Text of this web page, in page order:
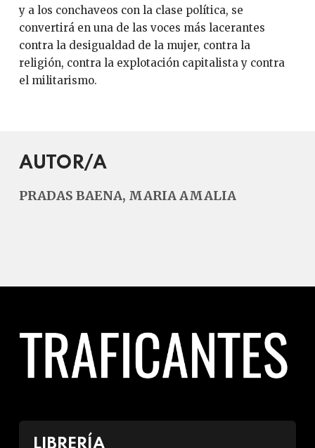
y a los conchaveos con la clase política, se
convertirá en una de las voces más lacerantes
contra la desigualdad de la mujer, contra la
religión, contra la explotación capitalista y contra
el militarismo.
AUTOR/A
PRADAS BAENA, MARIA AMALIA
LIBRERÍA